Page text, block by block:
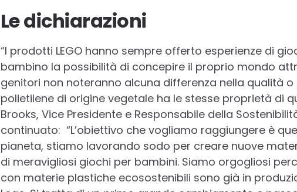
Le dichiarazioni
“I prodotti LEGO hanno sempre offerto esperienze di
bambino la possibilità di concepire il proprio mondo
genitori non noteranno alcuna differenza nella qualità o
polietilene di origine vegetale ha le stesse proprietà di
Brooks, Vice Presidente e Responsabile della
continuato: “L’obiettivo che vogliamo raggiungere è
pianeta, stiamo lavorando sodo per creare nuove
di meravigliosi giochi per bambini. Siamo orgogliosi
con materie plastiche ecosostenibili sono già in